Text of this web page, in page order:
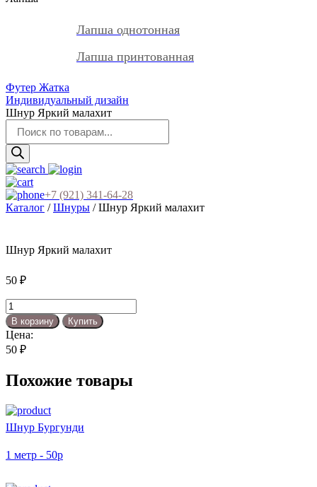
Лапша однотонная
Лапша принтованная
Футер Жатка
Индивидуальный дизайн
Шнур Яркий малахит
товаров
+7 (921) 341-64-28
Каталог /Шнуры / Шнур Яркий малахит
Шнур Яркий малахит
50 ₽
Количество
товара
Шнур
Яркий
малахит
В корзину Купить
Цена:
50 ₽
Похожие товары
Шнур Бургунди
1 метр - 50р